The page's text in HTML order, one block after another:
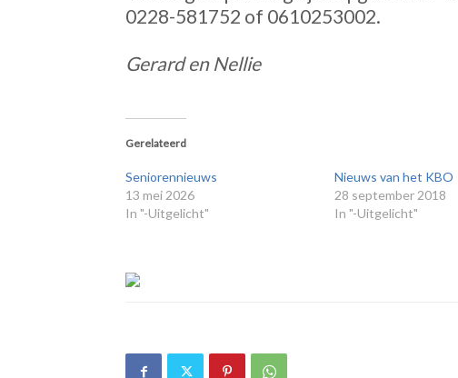
0228-581752 of 0610253002.
Gerard en Nellie
Gerelateerd
Seniorennieuws
13 mei 2026
In "-Uitgelicht"
Nieuws van het KBO
28 september 2018
In "-Uitgelicht"